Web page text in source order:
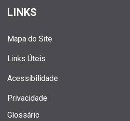
LINKS
Mapa do Site
Links Úteis
Acessibilidade
Privacidade
Glossário